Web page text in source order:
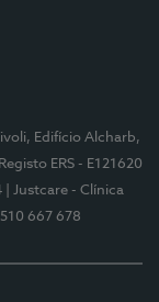
Edifício Alcharb,
Registo ERS - E121620
| Justcare - Clínica
667 678